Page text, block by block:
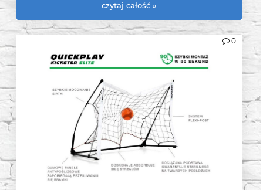
gotowe do wysyłki prosto z naszego magazynu
czytaj całość »
0